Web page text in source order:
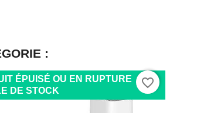
:
ÉPUISÉ OU EN RUPTURE
DE STOCK
favorite_border